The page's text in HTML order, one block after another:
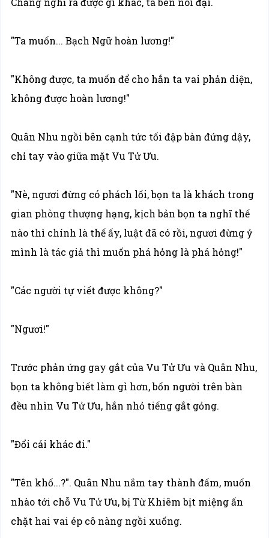
"Ta muốn... Bạch Ngữ hoàn lương!"
"Không được, ta muốn để cho hắn ta vai phản diện,
không được hoàn lương!"
Quân Nhu ngồi bên cạnh tức tối đập bàn đứng dậy,
chỉ tay vào giữa mặt Vu Tử Ưu.
"Nè, ngươi đừng có phách lối, bọn ta là khách trong
gian phòng thượng hạng, kịch bản bọn ta nghĩ thế
nào thì chính là thế ấy, luật đã có rồi, ngươi đừng ỷ
mình là tác giả thì muốn phá hỏng là phá hỏng!"
"Các người tự viết được không?"
"Ngươi!"
Trước phản ứng gay gắt của Vu Tử Ưu và Quân Nhu,
bọn ta không biết làm gì hơn, bốn người trên bàn
đều nhìn Vu Tử Ưu, hắn nhỏ tiếng gắt gỏng.
"Đổi cái khác đi."
"Tên khố...?". Quân Nhu nắm tay thành đấm, muốn
nhào tới chỗ Vu Tử Ưu, bị Từ Khiêm bịt miệng ấn
chặt hai vai ép cô nàng ngồi xuống.